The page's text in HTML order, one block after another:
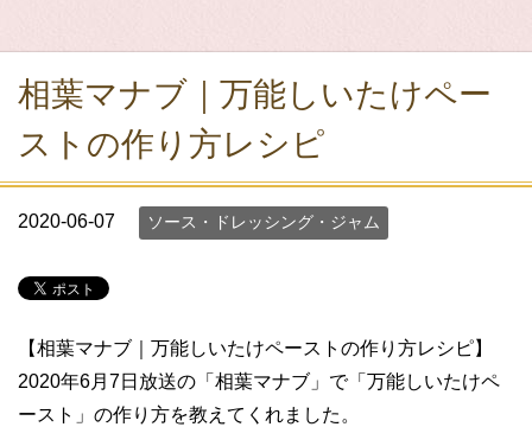
相葉マナブ｜万能しいたけペー
ストの作り方レシピ
2020-06-07 ソース・ドレッシング・ジャム
【相葉マナブ｜万能しいたけペーストの作り方レシピ】
2020年6月7日放送の「相葉マナブ」で「万能しいたけペ
ースト」の作り方を教えてくれました。